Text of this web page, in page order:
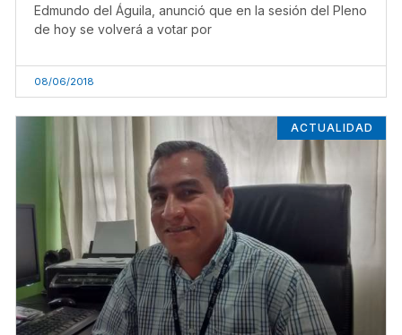
Edmundo del Águila, anunció que en la sesión del Pleno
de hoy se volverá a votar por
08/06/2018
ACTUALIDAD